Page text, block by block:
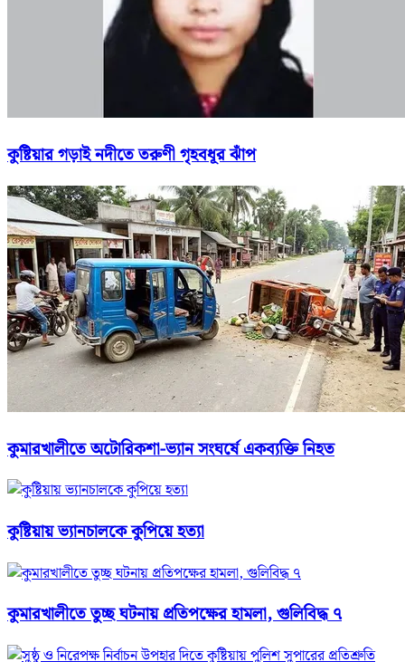
কুষ্টিয়ার গড়াই নদীতে তরুণী গৃহবধূর ঝাঁপ
কুমারখালীতে অটোরিকশা-ভ্যান সংঘর্ষে একব্যক্তি নিহত
কুষ্টিয়ায় ভ্যানচালকে কুপিয়ে হত্যা
কুমারখালীতে তুচ্ছ ঘটনায় প্রতিপক্ষের হামলা, গুলিবিদ্ধ ৭